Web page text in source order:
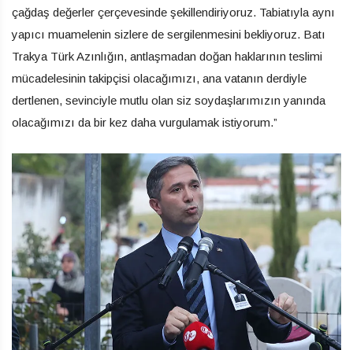
çağdaş değerler çerçevesinde şekillendiriyoruz. Tabiatıyla aynı
yapıcı muamelenin sizlere de sergilenmesini bekliyoruz. Batı
Trakya Türk Azınlığın, antlaşmadan doğan haklarının teslimi
mücadelesinin takipçisi olacağımızı, ana vatanın derdiyle
dertlenen, sevinciyle mutlu olan siz soydaşlarımızın yanında
olacağımızı da bir kez daha vurgulamak istiyorum.”